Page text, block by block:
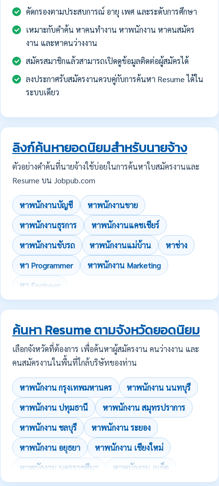
คัดกรองตามประสบการณ์ อายุ เพศ และระดับการศึกษา
เหมาะกับคำค้น หาคนทำงาน หาพนักงาน หาคนสมัคร
งาน และหาคนว่างงาน
สมัครสมาชิกแล้วสามารถเปิดดูข้อมูลติดต่อผู้สมัครได้
ลงประกาศรับสมัครงานควบคู่กับการค้นหา Resume ได้ใน
ระบบเดียว
ลิงก์ค้นหายอดนิยมสำหรับนายจ้าง
ตัวอย่างคำค้นที่นายจ้างใช้บ่อยในการค้นหาใบสมัครงานและ
Resume บน Jobpub.com
หาพนักงานบัญชี
หาพนักงานขาย
หาพนักงานธุรการ
หาพนักงานแคชเชียร์
หาพนักงานขับรถ
หาพนักงานแม่บ้าน
หาช่าง
หา Programmer
หาพนักงาน Marketing
หา Engineer
ค้นหา Resume ตามจังหวัดยอดนิยม
เลือกจังหวัดที่ต้องการ เพื่อค้นหาผู้สมัครงาน คนว่างงาน และ
คนสมัครงานในพื้นที่ใกล้บริษัทของท่าน
หาพนักงาน กรุงเทพมหานคร
หาพนักงาน นนทบุรี
หาพนักงาน ปทุมธานี
หาพนักงาน สมุทรปราการ
หาพนักงาน ชลบุรี
หาพนักงาน ระยอง
หาพนักงาน อยุธยา
หาพนักงาน เชียงใหม่
หาพนักงาน นครราชสีมา
หาพนักงาน ภูเก็ต